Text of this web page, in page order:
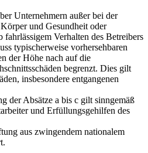
Unternehmern außer bei der
und Gesundheit oder
fahrlässigem Verhalten des Betreibers
typischerweise vorhersehbaren
der Höhe nach auf die
begrenzt. Dies gilt
insbesondere entgangenen
der Absätze a bis c gilt sinngemäß
und Erfüllungsgehilfen des
aus zwingendem nationalem